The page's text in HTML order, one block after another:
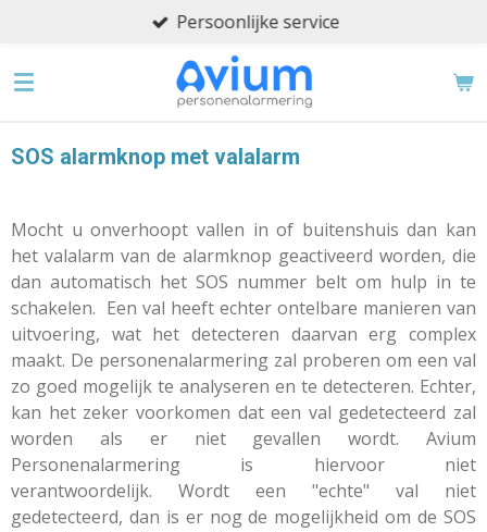
naar
Persoonlijke service
SOS alarmknop met valalarm
Mocht u onverhoopt vallen in of buitenshuis dan kan
het valalarm van de alarmknop geactiveerd worden, die
dan automatisch het SOS nummer belt om hulp in te
schakelen. Een val heeft echter ontelbare manieren van
uitvoering, wat het detecteren daarvan erg complex
maakt. De personenalarmering zal proberen om een val
zo goed mogelijk te analyseren en te detecteren. Echter,
kan het zeker voorkomen dat een val gedetecteerd zal
worden als er niet gevallen wordt. Avium
Personenalarmering is hiervoor niet
verantwoordelijk. Wordt een "echte" val niet
gedetecteerd, dan is er nog de mogelijkheid om de SOS